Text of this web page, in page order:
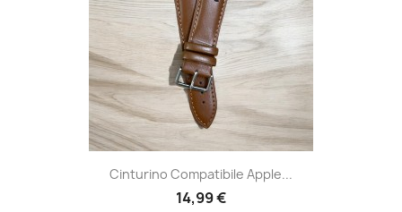
Cinturino Compatibile Apple...
14,99 €